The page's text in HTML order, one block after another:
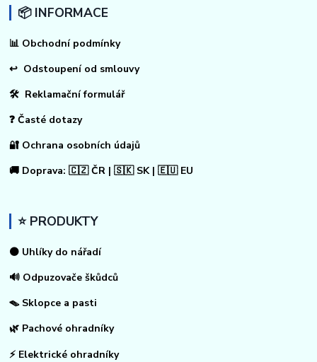
📦 INFORMACE
📊 Obchodní podmínky
↩ Odstoupení od smlouvy
🛠 Reklamační formulář
❓ Časté dotazy
🔐 Ochrana osobních údajů
🚚 Doprava: 🇨🇿 ČR | 🇸🇰 SK | 🇪🇺 EU
⭐ PRODUKTY
⚫ Uhlíky do nářadí
🔊 Odpuzovače škůdců
🪤 Sklopce a pasti
🌿 Pachové ohradníky
⚡ Elektrické ohradníky